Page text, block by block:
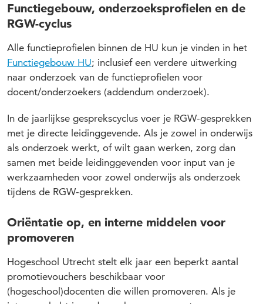
Functiegebouw, onderzoeksprofielen en de
RGW-cyclus
Alle functieprofielen binnen de HU kun je vinden in het
Functiegebouw HU; inclusief een verdere uitwerking
naar onderzoek van de functieprofielen voor
docent/onderzoekers (addendum onderzoek).
In de jaarlijkse gesprekscyclus voer je RGW-gesprekken
met je directe leidinggevende. Als je zowel in onderwijs
als onderzoek werkt, of wilt gaan werken, zorg dan
samen met beide leidinggevenden voor input van je
werkzaamheden voor zowel onderwijs als onderzoek
tijdens de RGW-gesprekken.
Oriëntatie op, en interne middelen voor
promoveren
Hogeschool Utrecht stelt elk jaar een beperkt aantal
promotievouchers beschikbaar voor
(hogeschool)docenten die willen promoveren. Als je